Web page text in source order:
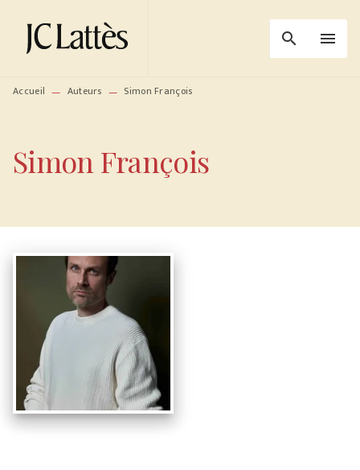
MENU RECHERCHE
PIED DE PAGE
search menu
Accueil — Auteurs — Simon François
Simon François